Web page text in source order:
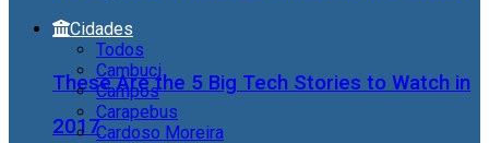
These Are the 5 Big Tech Stories to Watch in
2017
Cidades
Todos
Cambuci
Campos
Carapebus
Cardoso Moreira